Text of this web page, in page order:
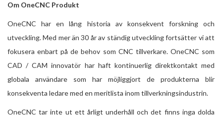
Om OneCNC Produkt
OneCNC har en lång historia av konsekvent forskning och
utveckling. Med mer än 30 år av ständig utveckling fortsätter vi att
fokusera enbart på de behov som CNC tillverkare. OneCNC som
CAD / CAM innovatör har haft kontinuerlig direktkontakt med
globala användare som har möjliggjort de produkterna blir
konsekventa ledare med en meritlista inom tillverkningsindustrin.
OneCNC tar inte ut ett årligt underhåll och det finns inga dolda